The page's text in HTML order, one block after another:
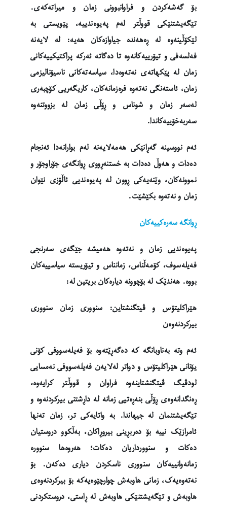
بۆ گەشەکردن و فراوانبوونی زمان و میراتەکەی.
تێگەیشتنێکی قووڵتر لەم پەیوەندییە، پێویستی بە
لێکۆڵینەوە لە ڕەهەندە جیاوازەکان هەیە: لە لایەنە
فەلسەفی و تیۆرییەکانەوە تا دەگاتە ئەرکە پراکتیکییەکانی
زمان لە پێکهاتەی نەتەوەدا، سیاسەتەکانی ناسیۆنالیزمی
زمان، ئاستەنگی نەتەوە فرەزمانەکان، کاریگەریی کۆچبەری
لەسەر زمان و شوناس و ڕۆڵی زمان لە بزووتنەوە
سەربەخۆییەکاندا.
ئەم نووسینە گەڕانێکی هەمەلایەنە لەم بوارانەدا ئەنجام
دەدات و هەوڵ دەدات بە خستنەڕووی ڕوانگەی جۆراوجۆر و
نموونەکان، وێنەیەکی ڕوون لە پەیوەندیی ئاڵۆزی نێوان
زمان و نەتەوە بکێشێت.
ڕوانگە سەرەکییەکان
پەیوەندیی زمان و نەتەوە هەمیشە جێگەی سەرنجی
فەیلەسوف، کۆمەڵناس، زمانناس و تیۆریستە سیاسییەکان
بووە. هەندێک لە بۆچوونە دیارەکان بریتین لە:
هێراکلیتۆس و ڤیتگنشتاین: سنووری زمان سنووری
بیرکردنەوەن
ئەم وتە بەناوبانگە کە دەگەڕێتەوە بۆ فەیلەسووفی کۆنی
یۆنانی هێراکلیتۆس و دواتر لەلایەن فەیلەسووفی نەمسایی
لودڤیگ ڤیتگنشتاینەوە فراوان و قووڵتر کرایەوە،
ڕەنگدانەوەی ڕۆڵی بنەڕەتیی زمانە لە داڕشتنی بیرکردنەوە و
تێگەیشتنمان لە جیهاندا. بە واتایەکی تر، زمان تەنها
ئامرازێک نییە بۆ دەربڕینی بیروڕاکان، بەڵکوو دروستیان
دەکات و سنوورداریان دەکات؛ هەروەها سنوورە
زمانەوانییەکان سنووری ناسکردن دیاری دەکەن. بۆ
نەتەوەیەک، زمانی هاوبەش چوارچێوەیەکە بۆ بیرکردنەوەی
هاوبەش و تێگەیشتنێکی هاوبەش لە ڕاستی، دروستکردنی